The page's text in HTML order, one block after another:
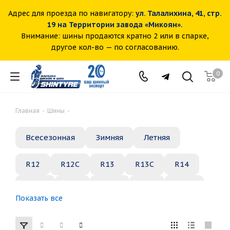
Адрес для проезда по навигатору: ул. Талалихина, 41, стр.
19 на Территории завода «Микоян».
Внимание: шины продаются кратно 2 или в спарке,
другое кол-во — по согласованию.
0
Главная - Шины -
Всесезонная Зимняя Летняя
R12 R12C R13 R13C R14
Показать все